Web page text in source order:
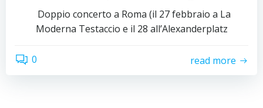
Doppio concerto a Roma (il 27 febbraio a La
Moderna Testaccio e il 28 all’Alexanderplatz
0 read more